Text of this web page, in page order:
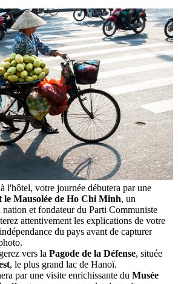
l'hôtel, votre journée débutera par une
le Mausolée de Ho Chi Minh, un
nation et fondateur du Parti Communiste
attentivement les explications de votre
du pays avant de capturer
vers la Pagode de la Défense, située
, le plus grand lac de Hanoï.
par une visite enrichissante du Musée